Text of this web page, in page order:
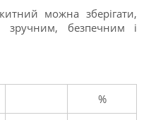
можна зберігати,
зручним, безпечним і
%